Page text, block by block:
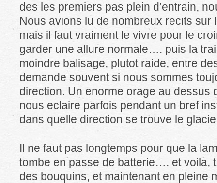
des les premiers pas plein d’entrain,
Nous avions lu de nombreux recits sur
mais il faut vraiment le vivre pour le
garder une allure normale…. puis la
moindre balisage, plutot raide, entre
demande souvent si nous sommes
direction. Un enorme orage au dessus
nous eclaire parfois pendant un bref
dans quelle direction se trouve le
Il ne faut pas longtemps pour que la
tombe en passe de batterie…. et voila,
des bouquins, et maintenant en pleine